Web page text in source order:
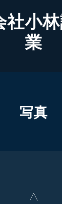
社小
業
写真